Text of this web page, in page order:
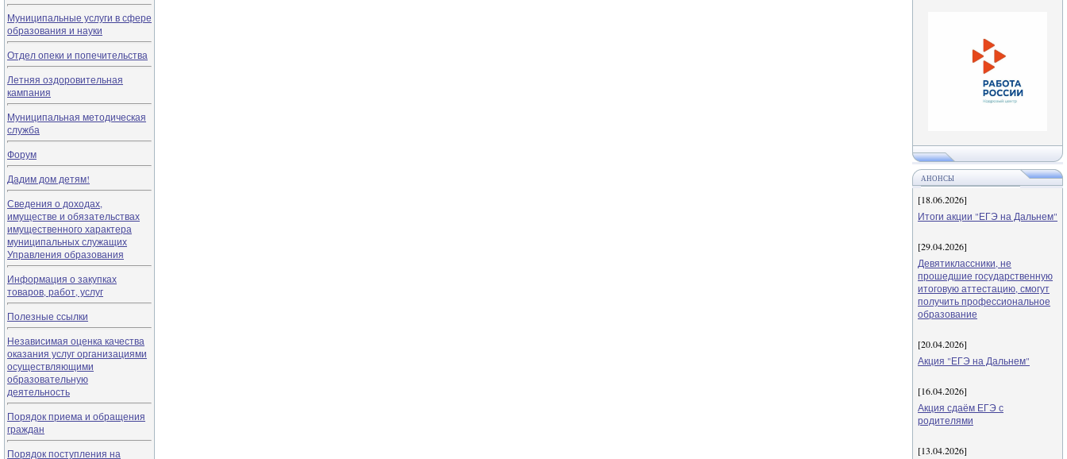
Муниципальные услуги в сфере
образования и науки
Отдел опеки и попечительства
Летняя оздоровительная
кампания
Муниципальная методическая
служба
Форум
Дадим дом детям!
Сведения о доходах,
имуществе и обязательствах
имущественного характера
муниципальных служащих
Управления образования
Информация о закупках
товаров, работ, услуг
Полезные ссылки
Независимая оценка качества
оказания услуг организациями
осуществляющими
образовательную
деятельность
Порядок приема и обращения
граждан
Порядок поступления на
АНОНСЫ
[18.06.2026]
Итоги акции "ЕГЭ на Дальнем"
[29.04.2026]
Девятиклассники, не
прошедшие государственную
итоговую аттестацию, смогут
получить профессиональное
образование
[20.04.2026]
Акция "ЕГЭ на Дальнем"
[16.04.2026]
Акция сдаём ЕГЭ с
родителями
[13.04.2026]